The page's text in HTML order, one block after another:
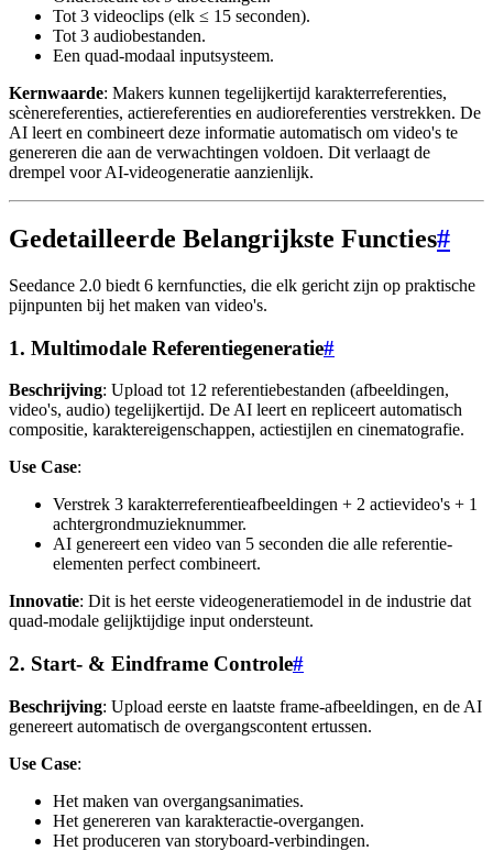
Tot 3 videoclips (elk ≤ 15 seconden).
Tot 3 audiobestanden.
Een quad-modaal inputsysteem.
Kernwaarde: Makers kunnen tegelijkertijd karakterreferenties,
scènereferenties, actiereferenties en audioreferenties verstrekken. De
AI leert en combineert deze informatie automatisch om video's te
genereren die aan de verwachtingen voldoen. Dit verlaagt de
drempel voor AI-videogeneratie aanzienlijk.
Gedetailleerde Belangrijkste Functies#
Seedance 2.0 biedt 6 kernfuncties, die elk gericht zijn op praktische
pijnpunten bij het maken van video's.
1. Multimodale Referentiegeneratie#
Beschrijving: Upload tot 12 referentiebestanden (afbeeldingen,
video's, audio) tegelijkertijd. De AI leert en repliceert automatisch
compositie, karaktereigenschappen, actiestijlen en cinematografie.
Use Case:
Verstrek 3 karakterreferentieafbeeldingen + 2 actievideo's + 1
achtergrondmuzieknummer.
AI genereert een video van 5 seconden die alle referentie-
elementen perfect combineert.
Innovatie: Dit is het eerste videogeneratiemodel in de industrie dat
quad-modale gelijktijdige input ondersteunt.
2. Start- & Eindframe Controle#
Beschrijving: Upload eerste en laatste frame-afbeeldingen, en de AI
genereert automatisch de overgangscontent ertussen.
Use Case:
Het maken van overgangsanimaties.
Het genereren van karakteractie-overgangen.
Het produceren van storyboard-verbindingen.